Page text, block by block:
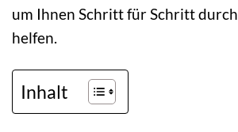
um Ihnen Schritt für Schritt
helfen.
Inhalt